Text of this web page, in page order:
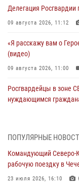
Делегация
09 августа 2026, 11:12
«Я расскажу вам о
(видео)
09 августа 2026, 11:00
Росгвардейцы в зоне
нуждающимся
В Чеченской
09 августа 2026, 08:00
В Центральных
ПОПУЛЯРНЫЕ
Командующий Северо-
рабочую поездку в
23 июля 2026, 16:10